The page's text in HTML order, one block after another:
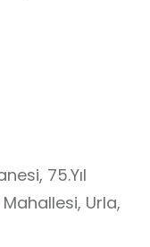
binasında
binanın
Sokağı)
75.Yıl
Urla,